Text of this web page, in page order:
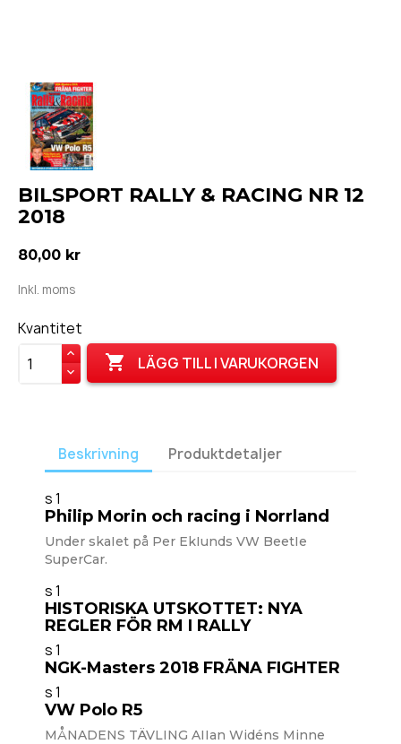
BILSPORT RALLY & RACING NR 12
2018
80,00 kr
Inkl. moms
Kvantitet
 LÄGG TILL I VARUKORGEN
Beskrivning Produktdetaljer
s 1
Philip Morin och racing i Norrland
Under skaIet på Per EkIunds VW BeetIe
SuperCar.
s 1
HISTORISKA UTSKOTTET: NYA
REGLER FÖR RM I RALLY
s 1
NGK-Masters 2018 FRÄNA FIGHTER
s 1
VW Polo R5
MÅNADENS TÄVLING AIIan Widéns Minne